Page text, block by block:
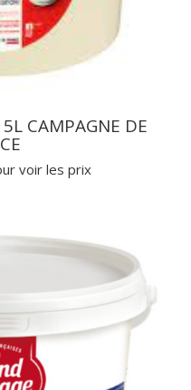
CAMPAGNE DE
voir les prix